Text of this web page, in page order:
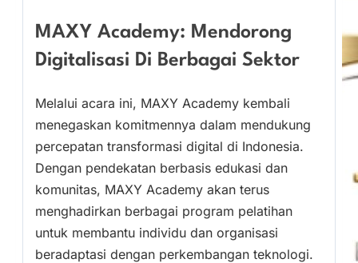
MAXY Academy: Mendorong
Digitalisasi Di Berbagai Sektor
Melalui acara ini, MAXY Academy kembali
menegaskan komitmennya dalam mendukung
percepatan transformasi digital di Indonesia.
Dengan pendekatan berbasis edukasi dan
komunitas, MAXY Academy akan terus
menghadirkan berbagai program pelatihan
untuk membantu individu dan organisasi
beradaptasi dengan perkembangan teknologi.